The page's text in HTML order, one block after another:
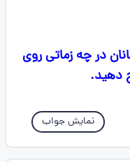
در چه زماتی روی
دهید.
نمایش جواب